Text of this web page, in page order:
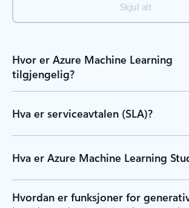
Skjul alt
Hvor er Azure Machine Learning
tilgjengelig?
Hva er serviceavtalen (SLA)?
Hva er Azure Machine Learning
Hvordan er funksjoner for